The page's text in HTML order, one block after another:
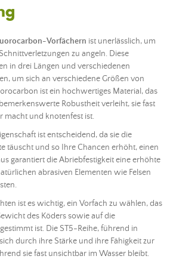
Vorfächern ist unerlässlich, um
zu angeln. Diese
in drei Längen und verschiedenen
um sich an verschiedene Größen von
ist ein hochwertiges Material, das
Robustheit verleiht, sie fast
macht und knotenfest ist.
ist entscheidend, da sie die
täuscht und so Ihre Chancen erhöht, einen
garantiert die Abriebfestigkeit eine erhöhte
abrasiven Elementen wie Felsen
ist es wichtig, ein Vorfach zu wählen, das
des Köderssowie auf die
ist. Die ST5-Reihe, führend in
durch ihre Stärke und ihre Fähigkeit zur
sie fast unsichtbar im Wasser bleibt.